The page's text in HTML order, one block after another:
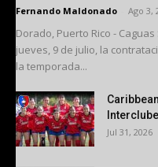
Fernando Maldonado Ago 3,
Dorado, Puerto Rico -
jueves, 9 de julio, la
la temporada...
Jul 31, 2026